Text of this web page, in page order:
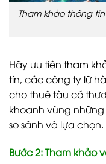
Tham khảo thông
Hãy ưu tiên tham
tín, các công ty lữ
cho thuê tàu có
khoanh vùng
so sánh và lựa chọn.
Bước 2: Tham khảo